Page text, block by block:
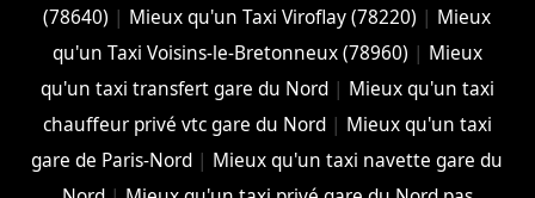
(78640) | Mieux qu'un Taxi Viroflay (78220) | Mieux
qu'un Taxi Voisins-le-Bretonneux (78960) | Mieux
qu'un taxi transfert gare du Nord| Mieux qu'un taxi
chauffeur privé vtc gare du Nord| Mieux qu'un taxi
gare de Paris-Nord | Mieux qu'un taxi navette gare du